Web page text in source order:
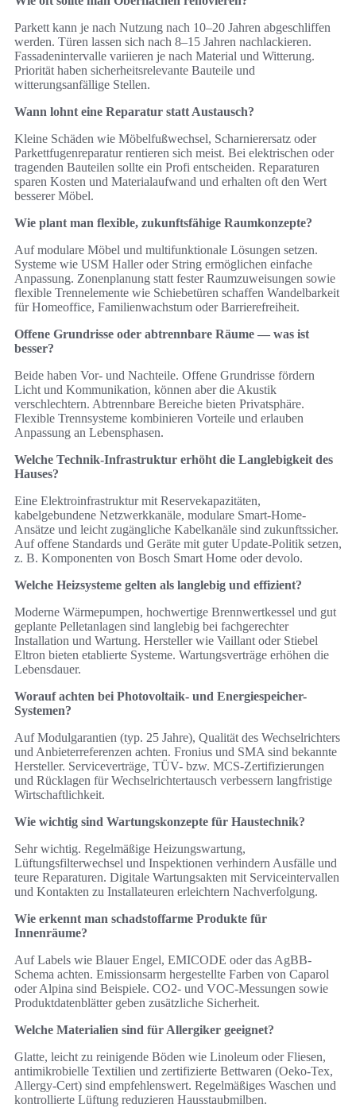
Parkett kann je nach Nutzung nach 10–20 Jahren abgeschliffen
werden. Türen lassen sich nach 8–15 Jahren nachlackieren.
Fassadenintervalle variieren je nach Material und Witterung.
Priorität haben sicherheitsrelevante Bauteile und
witterungsanfällige Stellen.
Wann lohnt eine Reparatur statt Austausch?
Kleine Schäden wie Möbelfußwechsel, Scharnierersatz oder
Parkettfugenreparatur rentieren sich meist. Bei elektrischen oder
tragenden Bauteilen sollte ein Profi entscheiden. Reparaturen
sparen Kosten und Materialaufwand und erhalten oft den Wert
besserer Möbel.
Wie plant man flexible, zukunftsfähige Raumkonzepte?
Auf modulare Möbel und multifunktionale Lösungen setzen.
Systeme wie USM Haller oder String ermöglichen einfache
Anpassung. Zonenplanung statt fester Raumzuweisungen sowie
flexible Trennelemente wie Schiebetüren schaffen Wandelbarkeit
für Homeoffice, Familienwachstum oder Barrierefreiheit.
Offene Grundrisse oder abtrennbare Räume — was ist
besser?
Beide haben Vor- und Nachteile. Offene Grundrisse fördern
Licht und Kommunikation, können aber die Akustik
verschlechtern. Abtrennbare Bereiche bieten Privatsphäre.
Flexible Trennsysteme kombinieren Vorteile und erlauben
Anpassung an Lebensphasen.
Welche Technik-Infrastruktur erhöht die Langlebigkeit des
Hauses?
Eine Elektroinfrastruktur mit Reservekapazitäten,
kabelgebundene Netzwerkkanäle, modulare Smart-Home-
Ansätze und leicht zugängliche Kabelkanäle sind zukunftssicher.
Auf offene Standards und Geräte mit guter Update-Politik setzen,
z. B. Komponenten von Bosch Smart Home oder devolo.
Welche Heizsysteme gelten als langlebig und effizient?
Moderne Wärmepumpen, hochwertige Brennwertkessel und gut
geplante Pelletanlagen sind langlebig bei fachgerechter
Installation und Wartung. Hersteller wie Vaillant oder Stiebel
Eltron bieten etablierte Systeme. Wartungsverträge erhöhen die
Lebensdauer.
Worauf achten bei Photovoltaik- und Energiespeicher-
Systemen?
Auf Modulgarantien (typ. 25 Jahre), Qualität des Wechselrichters
und Anbieterreferenzen achten. Fronius und SMA sind bekannte
Hersteller. Serviceverträge, TÜV- bzw. MCS-Zertifizierungen
und Rücklagen für Wechselrichtertausch verbessern langfristige
Wirtschaftlichkeit.
Wie wichtig sind Wartungskonzepte für Haustechnik?
Sehr wichtig. Regelmäßige Heizungswartung,
Lüftungsfilterwechsel und Inspektionen verhindern Ausfälle und
teure Reparaturen. Digitale Wartungsakten mit Serviceintervallen
und Kontakten zu Installateuren erleichtern Nachverfolgung.
Wie erkennt man schadstoffarme Produkte für
Innenräume?
Auf Labels wie Blauer Engel, EMICODE oder das AgBB-
Schema achten. Emissionsarm hergestellte Farben von Caparol
oder Alpina sind Beispiele. CO2- und VOC-Messungen sowie
Produktdatenblätter geben zusätzliche Sicherheit.
Welche Materialien sind für Allergiker geeignet?
Glatte, leicht zu reinigende Böden wie Linoleum oder Fliesen,
antimikrobielle Textilien und zertifizierte Bettwaren (Oeko-Tex,
Allergy-Cert) sind empfehlenswert. Regelmäßiges Waschen und
kontrollierte Lüftung reduzieren Hausstaubmilben.